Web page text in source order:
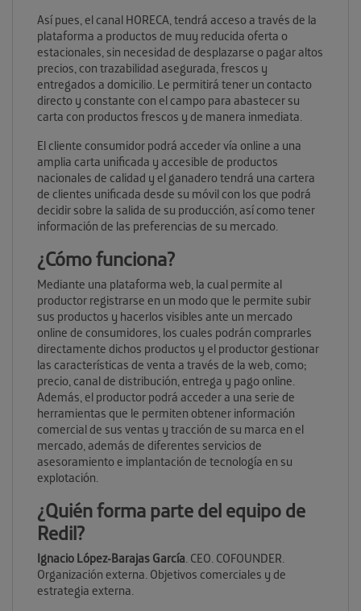
Así pues, el canal HORECA, tendrá acceso a través de la
plataforma a productos de muy reducida oferta o
estacionales, sin necesidad de desplazarse o pagar altos
precios, con trazabilidad asegurada, frescos y
entregados a domicilio. Le permitirá tener un contacto
directo y constante con el campo para abastecer su
carta con productos frescos y de manera inmediata.
El cliente consumidor podrá acceder vía online a una
amplia carta unificada y accesible de productos
nacionales de calidad y el ganadero tendrá una cartera
de clientes unificada desde su móvil con los que podrá
decidir sobre la salida de su producción, así como tener
información de las preferencias de su mercado.
¿Cómo funciona?
Mediante una plataforma web, la cual permite al
productor registrarse en un modo que le permite subir
sus productos y hacerlos visibles ante un mercado
online de consumidores, los cuales podrán comprarles
directamente dichos productos y el productor gestionar
las características de venta a través de la web, como;
precio, canal de distribución, entrega y pago online.
Además, el productor podrá acceder a una serie de
herramientas que le permiten obtener información
comercial de sus ventas y tracción de su marca en el
mercado, además de diferentes servicios de
asesoramiento e implantación de tecnología en su
explotación.
¿Quién forma parte del equipo de
Redil?
Ignacio López-Barajas García. CEO. COFOUNDER.
Organización externa. Objetivos comerciales y de
estrategia externa.